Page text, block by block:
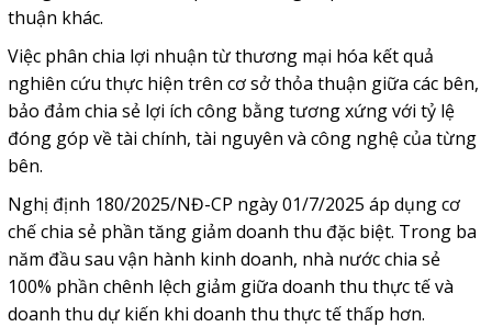
thuận khác.
Việc phân chia lợi nhuận từ thương mại hóa kết quả
nghiên cứu thực hiện trên cơ sở thỏa thuận giữa các bên,
bảo đảm chia sẻ lợi ích công bằng tương xứng với tỷ lệ
đóng góp về tài chính, tài nguyên và công nghệ của từng
bên.
Nghị định 180/2025/NĐ-CP ngày 01/7/2025 áp dụng cơ
chế chia sẻ phần tăng giảm doanh thu đặc biệt. Trong ba
năm đầu sau vận hành kinh doanh, nhà nước chia sẻ
100% phần chênh lệch giảm giữa doanh thu thực tế và
doanh thu dự kiến khi doanh thu thực tế thấp hơn.